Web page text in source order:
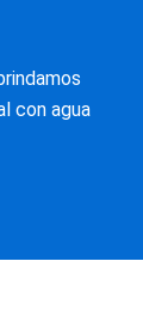
con agua